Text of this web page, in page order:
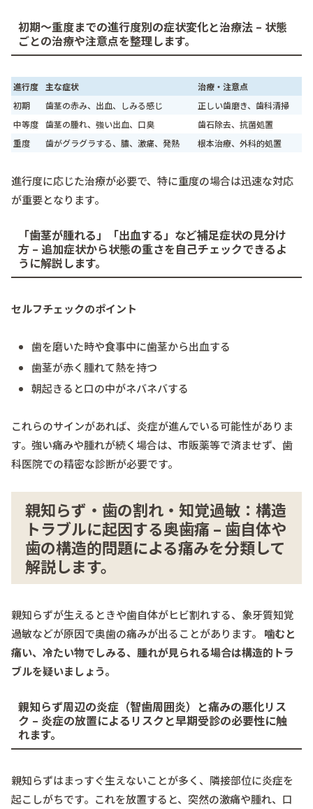
初期～重度までの進行度別の症状変化と治療法 – 状態
ごとの治療や注意点を整理します。
進行度 主な症状
治療・注意点
初期
歯茎の赤み、出血、しみる感じ
正しい歯磨き、歯科清掃
中等度 歯茎の腫れ、強い出血、口臭
歯石除去、抗菌処置
重度
歯がグラグラする、膿、激痛、発熱 根本治療、外科的処置
進行度に応じた治療が必要で、特に重度の場合は迅速な対応
が重要となります。
「歯茎が腫れる」「出血する」など補足症状の見分け
方 – 追加症状から状態の重さを自己チェックできるよ
うに解説します。
セルフチェックのポイント
歯を磨いた時や食事中に歯茎から出血する
歯茎が赤く腫れて熱を持つ
朝起きると口の中がネバネバする
これらのサインがあれば、炎症が進んでいる可能性がありま
す。強い痛みや腫れが続く場合は、市販薬等で済ませず、歯
科医院での精密な診断が必要です。
親知らず・歯の割れ・知覚過敏：構造
トラブルに起因する奥歯痛 – 歯自体や
歯の構造的問題による痛みを分類して
解説します。
親知らずが生えるときや歯自体がヒビ割れする、象牙質知覚
過敏などが原因で奥歯の痛みが出ることがあります。 噛むと
痛い、冷たい物でしみる、腫れが見られる場合は構造的トラ
ブルを疑いましょう。
親知らず周辺の炎症（智歯周囲炎）と痛みの悪化リス
ク – 炎症の放置によるリスクと早期受診の必要性に触
れます。
親知らずはまっすぐ生えないことが多く、隣接部位に炎症を
起こしがちです。これを放置すると、突然の激痛や腫れ、口